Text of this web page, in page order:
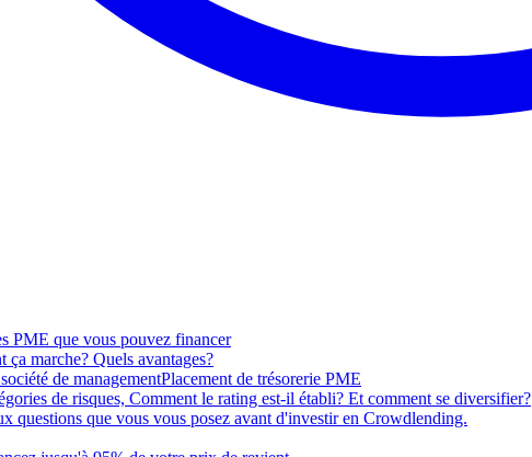
PME que vous pouvez financer
ça marche? Quels avantages?
de managementPlacement de trésorerie PME
de risques, Comment le rating est-il établi? Et comment se diversifier?
questions que vous vous posez avant d'investir en Crowdlending.